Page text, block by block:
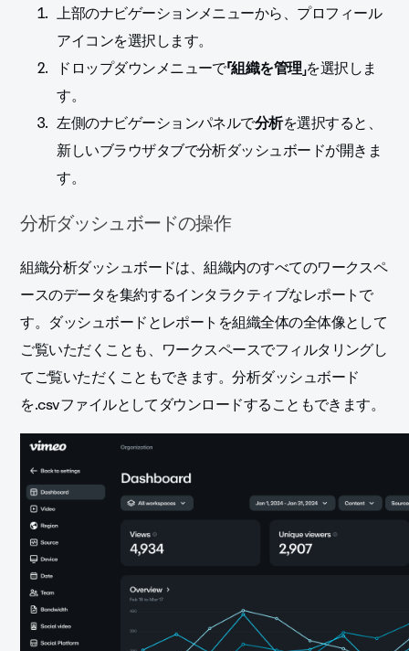
上部のナビゲーションメニューから、プロフィール
アイコンを選択します。
ドロップダウンメニューで「組織を管理」を選択しま
す。
左側のナビゲーションパネルで分析を選択すると、
新しいブラウザタブで分析ダッシュボードが開きま
す。
分析ダッシュボードの操作
組織分析ダッシュボードは、組織内のすべてのワークスペ
ースのデータを集約するインタラクティブなレポートで
す。ダッシュボードとレポートを組織全体の全体像として
ご覧いただくことも、ワークスペースでフィルタリングし
てご覧いただくこともできます。分析ダッシュボード
を.csvファイルとしてダウンロードすることもできます。